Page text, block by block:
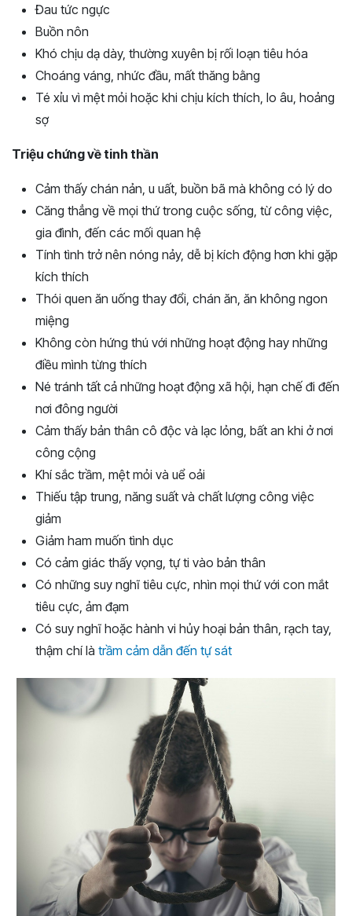
Đau tức ngực
Buồn nôn
Khó chịu dạ dày, thường xuyên bị rối loạn tiêu hóa
Choáng váng, nhức đầu, mất thăng bằng
Té xỉu vì mệt mỏi hoặc khi chịu kích thích, lo âu, hoảng
sợ
Triệu chứng về tinh thần
Cảm thấy chán nản, u uất, buồn bã mà không có lý do
Căng thẳng về mọi thứ trong cuộc sống, từ công việc,
gia đình, đến các mối quan hệ
Tính tình trở nên nóng nảy, dễ bị kích động hơn khi gặp
kích thích
Thói quen ăn uống thay đổi, chán ăn, ăn không ngon
miệng
Không còn hứng thú với những hoạt động hay những
điều mình từng thích
Né tránh tất cả những hoạt động xã hội, hạn chế đi đến
nơi đông người
Cảm thấy bản thân cô độc và lạc lỏng, bất an khi ở nơi
công cộng
Khí sắc trầm, mệt mỏi và uể oải
Thiếu tập trung, năng suất và chất lượng công việc
giảm
Giảm ham muốn tình dục
Có cảm giác thấy vọng, tự ti vào bản thân
Có những suy nghĩ tiêu cực, nhìn mọi thứ với con mắt
tiêu cực, ảm đạm
Có suy nghĩ hoặc hành vi hủy hoại bản thân, rạch tay,
thậm chí là trầm cảm dẫn đến tự sát